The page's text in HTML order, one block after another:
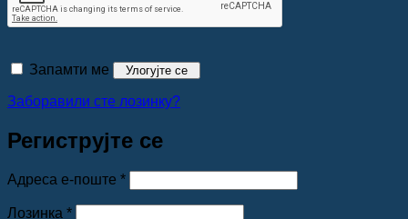
Запамти ме Улогујте се
Заборавили сте лозинку?
Региструјте се
Адреса е-поште *Обавезно
Лозинка *Обавезно